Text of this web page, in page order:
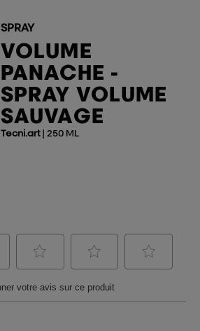
SPRAY
VOLUME
PANACHE -
SPRAY VOLUME
SAUVAGE
Tecni.art| 250 ML